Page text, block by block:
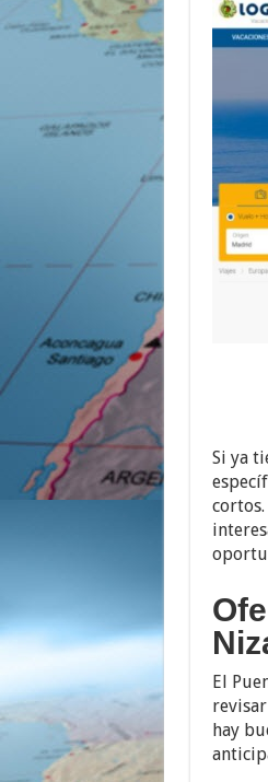
Si ya
El
hay